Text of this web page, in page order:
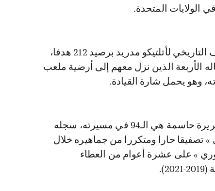
الولايات المتحدة.
واحتُفي ببطل العالم الفرنسي، الهداف التاريخي لأتلتيكو مدريد برصيد 212 هدفا،
الأربعة الذين نزل معهم إلى أرضية ملعب
وهو يحمل شارة القيادة.
وبصناعته الهدف الوحيد في اللقاء بتمريرة حاسمة هي الـ94 في مسيرته، سجله
» تصفيقا حارا ومتكررا من جماهيره خلال
» على عشرة أعوام من العطاء